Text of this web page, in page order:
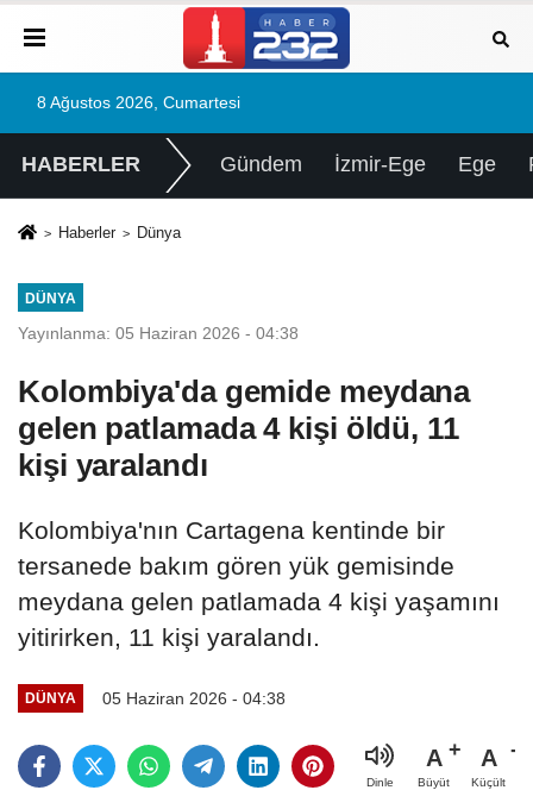
8 Ağustos 2026, Cumartesi
HABERLER Gündem İzmir-Ege Ege
Haberler Dünya
DÜNYA
Yayınlanma: 05 Haziran 2026 - 04:38
Kolombiya'da gemide meydana
gelen patlamada 4 kişi öldü, 11
kişi yaralandı
Kolombiya'nın Cartagena kentinde bir
tersanede bakım gören yük gemisinde
meydana gelen patlamada 4 kişi yaşamını
yitirirken, 11 kişi yaralandı.
DÜNYA 05 Haziran 2026 - 04:38
Dinle
A
Büyüt
A
Küçült